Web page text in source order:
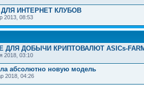
ИНТЕРНЕТ КЛУБОВ
2013, 08:53
ДЛЯ ДОБЫЧИ КРИПТОВАЛЮТ ASICs-
2018, 03:10
абсолютно новую модель
2018, 04:26